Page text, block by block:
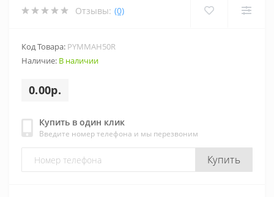
Отзывы: (0)
Код Товара: PYMMAH50R
Наличие: В наличии
0.00р.
Купить в один клик
Введите номер телефона и мы перезвоним
Купить